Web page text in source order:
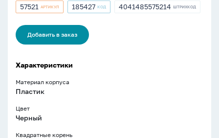
Артикул
57521 АРТИКУЛ
Артикул
185427 КОД
ШТРИХКОД
4041485575214 ШТРИХКОД
Добавить в заказ
Характеристики
Материал корпуса
Пластик
Цвет
Черный
Квадратные корень